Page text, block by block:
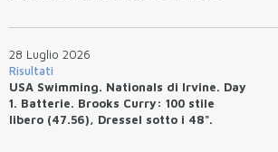
28 Luglio 2026
Risultati
USA Swimming. Nationals di Irvine. Day
1. Batterie. Brooks Curry: 100 stile
libero (47.56), Dressel sotto i 48".